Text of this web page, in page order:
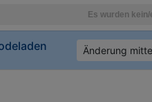
Änderung